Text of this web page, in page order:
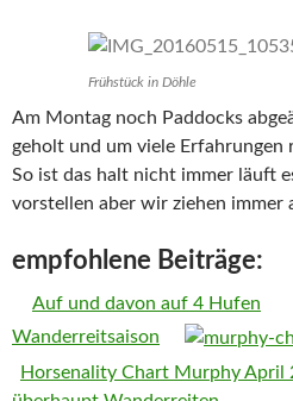
Frühstück in Döhle
Am Montag noch Paddocks
geholt und um viele Erfahrungen
So ist das halt nicht immer läuft
vorstellen aber wir ziehen immer
empfohlene Beiträge:
Auf und davon auf 4 Hufen
Wanderreitsaison
Horsenality Chart Murphy April